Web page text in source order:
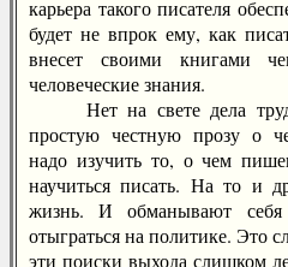
карьера такого писателя
будет не впрок ему, как
внесет своими книгами
человеческие знания.
Нет на свете дела
простую честную прозу о
надо изучить то, о чем
научиться писать. На то и
жизнь. И обманывают
отыграться на политике. Это
эти поиски выхода слишком